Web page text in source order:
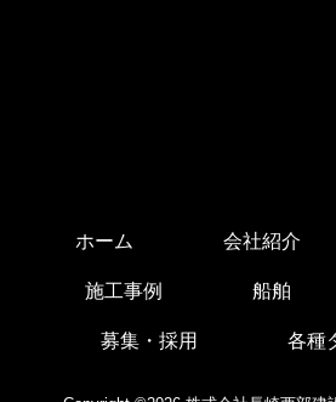
ホーム 会社紹介
施工事例 船舶
募集・採用 各種